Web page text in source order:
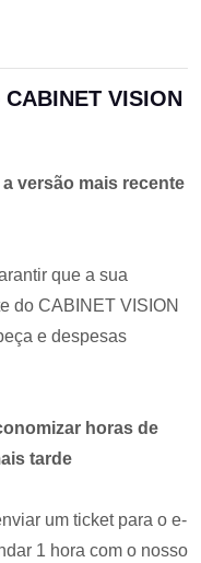
VISION
versão mais recente
que a sua
do CABINET VISION
e despesas
horas de
tarde
um ticket para o e-
1 hora com o nosso